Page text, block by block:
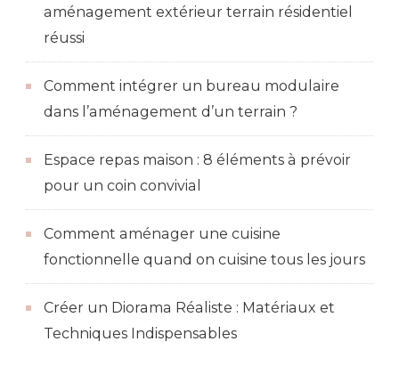
aménagement extérieur terrain résidentiel
réussi
Comment intégrer un bureau modulaire
dans l’aménagement d’un terrain ?
Espace repas maison : 8 éléments à prévoir
pour un coin convivial
Comment aménager une cuisine
fonctionnelle quand on cuisine tous les jours
Créer un Diorama Réaliste : Matériaux et
Techniques Indispensables